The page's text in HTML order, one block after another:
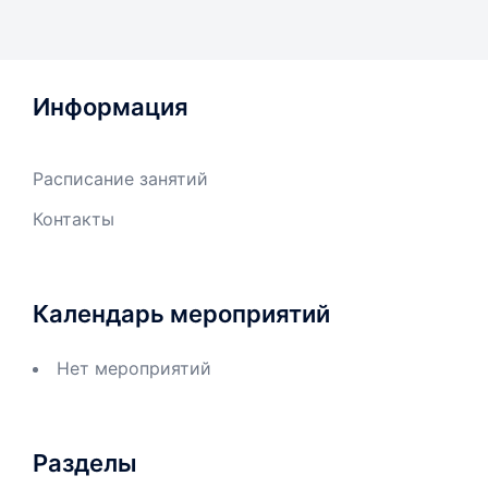
Информация
Расписание занятий
Контакты
Календарь мероприятий
Нет мероприятий
Разделы